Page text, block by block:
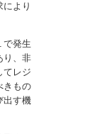
より
で発生
り、非
てレジ
きもの
出す機